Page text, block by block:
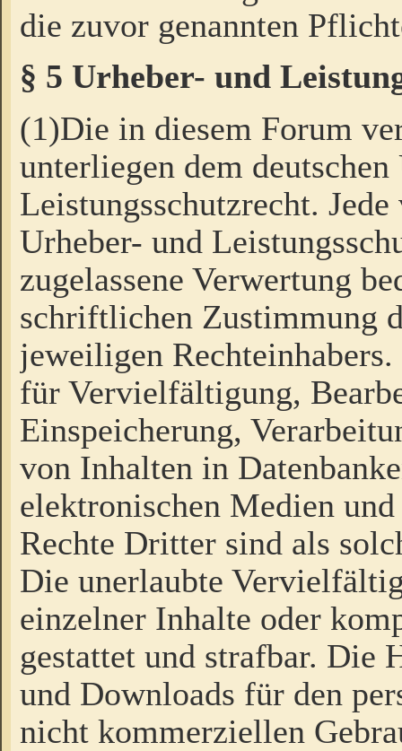
die zuvor genannten
§ 5 Urheber- und
(1)Die in diesem Forum
unterliegen dem
Leistungsschutzrecht.
Urheber- und
zugelassene Verwertung
schriftlichen Zustimmung
jeweiligen
für Vervielfältigung,
Einspeicherung,
von Inhalten in
elektronischen Medien
Rechte Dritter sind als
Die unerlaubte
einzelner Inhalte oder
gestattet und strafbar. Die
und Downloads für den
nicht kommerziellen